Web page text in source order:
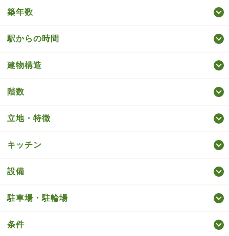
築年数
駅からの時間
建物構造
階数
立地・特徴
キッチン
設備
駐車場・駐輪場
条件